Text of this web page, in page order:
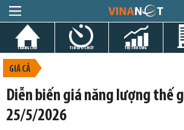
TRANG CHỦ TIN GIỜ CHÓT THỊ TRƯỜNG
GIÁ CẢ
Diễn biến giá năng lượng thế
25/5/2026